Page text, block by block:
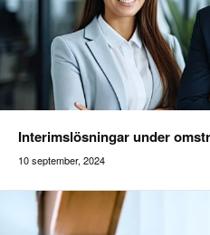
Addilon
Interimslösningar under
10 september, 2024